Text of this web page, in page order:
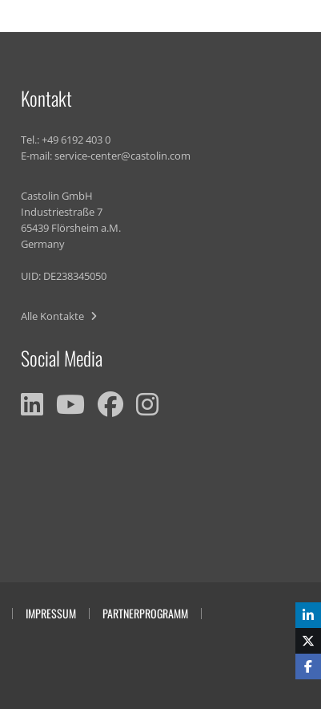
Kontakt
Tel.:+49 6192 403 0
E-mail:service-center@castolin.com
Castolin GmbH
Industriestraße 7
65439 Flörsheim a.M.
Germany
UID: DE238345050
Alle Kontakte
Social Media
IMPRESSUM
PARTNERPROGRAMM